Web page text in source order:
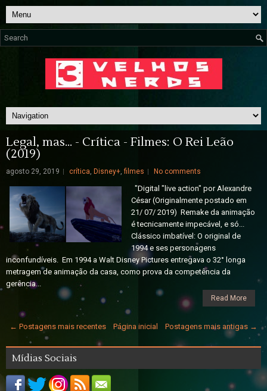
Legal, mas... - Crítica - Filmes: O Rei Leão
(2019)
agosto 29, 2019 crítica, Disney+,filmes No comments
"Digital "live action" por Alexandre
César (Originalmente postado em
21/ 07/ 2019) Remake da animação
é tecnicamente impecável, e só...
Clássico imbatível: O original de
1994 e ses personagens
inconfundíveis. Em 1994 a Walt Disney Pictures entregava o 32° longa
metragem de animação da casa, como prova da competência da
gerência...
Read More
← Postagens mais recentes Postagens mais antigas →
Página inicial
Mídias Sociais